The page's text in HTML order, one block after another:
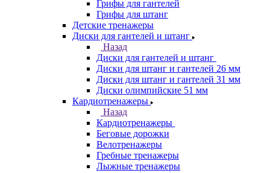
Грифы для гантелей
Грифы для штанг
Детские тренажеры
Диски для гантелей и штанг
Назад
Диски для гантелей и штанг
Диски для штанг и гантелей 26 мм
Диски для штанг и гантелей 31 мм
Диски олимпийские 51 мм
Кардиотренажеры
Назад
Кардиотренажеры
Беговые дорожки
Велотренажеры
Гребные тренажеры
Лыжные тренажеры